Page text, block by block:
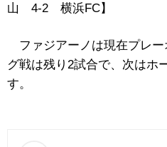
山 4-2 横浜FC】
ファジアーノは現在プレー
グ戦は残り2試合で、次はホ
す。